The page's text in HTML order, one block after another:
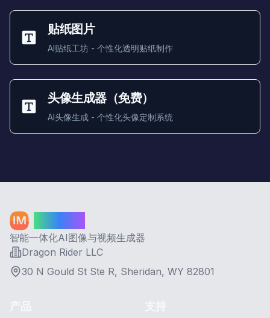
贴纸图片
AI贴纸工坊 - 个性化透明贴纸制作
头像生成器（免费）
AI头像生成 - 个性化头像定制系统
智能一体化AI图像与视频生成器
Dragon Rider LLC
30 N Gould St Ste R, Sheridan, WY 82801